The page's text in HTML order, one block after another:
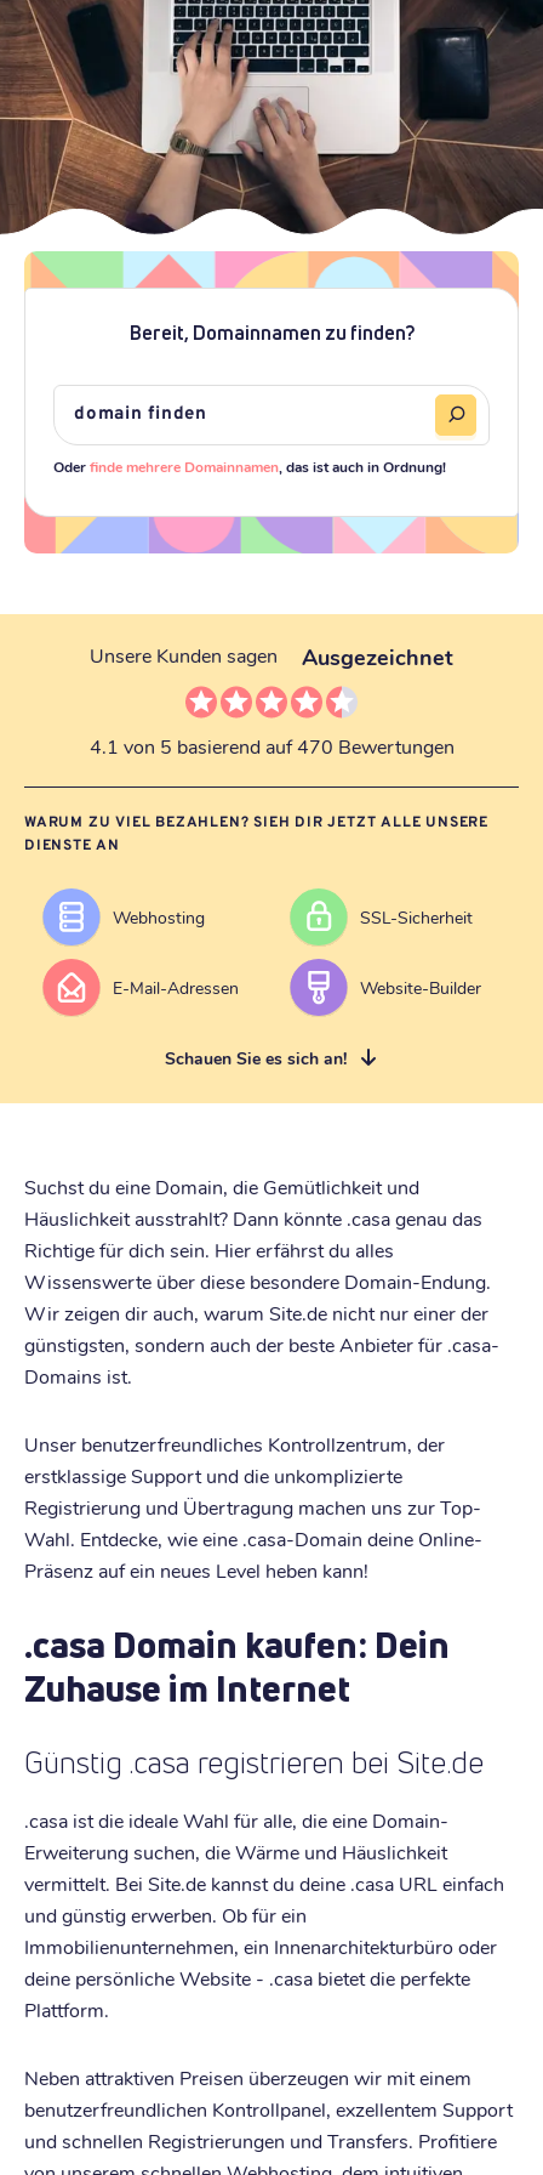
Bereit, Domainnamen zu finden?
Oderfinde mehrere Domainnamen , das ist auch in Ordnung!
Unsere Kunden sagen Ausgezeichnet
4.1 von 5 basierend auf 470 Bewertungen
WARUM ZU VIEL BEZAHLEN? SIEH DIR JETZT ALLE UNSERE
DIENSTE AN
Webhosting SSL-Sicherheit
E-Mail-Adressen Website-Builder
Schauen Sie es sich an!
Suchst du eine Domain, die Gemütlichkeit und
Häuslichkeit ausstrahlt? Dann könnte .casa genau das
Richtige für dich sein. Hier erfährst du alles
Wissenswerte über diese besondere Domain-Endung.
Wir zeigen dir auch, warum Site.de nicht nur einer der
günstigsten, sondern auch der beste Anbieter für .casa-
Domains ist.
Unser benutzerfreundliches Kontrollzentrum, der
erstklassige Support und die unkomplizierte
Registrierung und Übertragung machen uns zur Top-
Wahl. Entdecke, wie eine .casa-Domain deine Online-
Präsenz auf ein neues Level heben kann!
.casa Domain kaufen: Dein
Zuhause im Internet
Günstig .casa registrieren bei Site.de
.casa ist die ideale Wahl für alle, die eine Domain-
Erweiterung suchen, die Wärme und Häuslichkeit
vermittelt. Bei Site.de kannst du deine .casa URL einfach
und günstig erwerben. Ob für ein
Immobilienunternehmen, ein Innenarchitekturbüro oder
deine persönliche Website - .casa bietet die perfekte
Plattform.
Neben attraktiven Preisen überzeugen wir mit einem
benutzerfreundlichen Kontrollpanel, exzellentem Support
und schnellen Registrierungen und Transfers. Profitiere